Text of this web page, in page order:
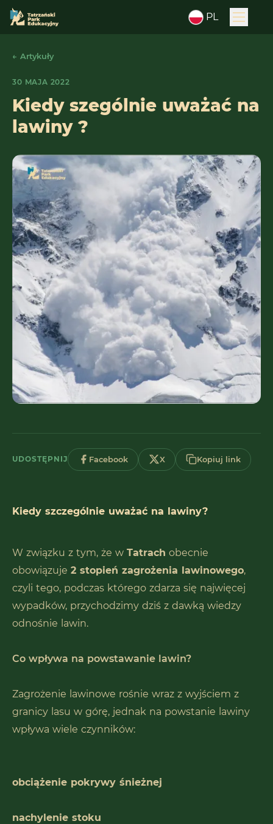
PL
← Artykuły
30 MAJA 2022
Kiedy szególnie uważać na
lawiny ?
UDOSTĘPNIJ Facebook X Kopiuj link
Kiedy szczególnie uważać na lawiny?
W związku z tym, że w Tatrach obecnie
obowiązuje 2 stopień zagrożenia lawinowego,
czyli tego, podczas którego zdarza się najwięcej
wypadków, przychodzimy dziś z dawką wiedzy
odnośnie lawin.
Co wpływa na powstawanie lawin?
Zagrożenie lawinowe rośnie wraz z wyjściem z
granicy lasu w górę, jednak na powstanie lawiny
wpływa wiele czynników:
obciążenie pokrywy śnieżnej
nachylenie stoku